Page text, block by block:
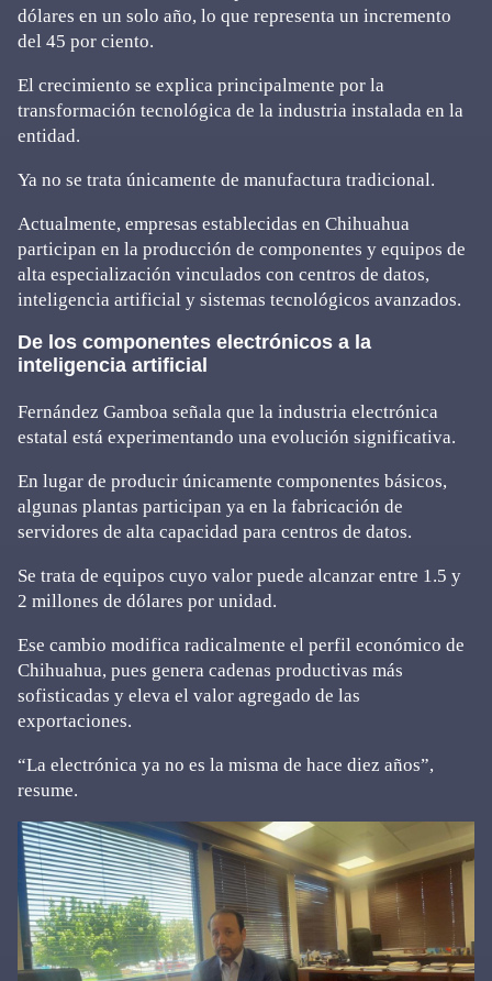
dólares en un solo año, lo que representa un incremento
del 45 por ciento.
El crecimiento se explica principalmente por la
transformación tecnológica de la industria instalada en la
entidad.
Ya no se trata únicamente de manufactura tradicional.
Actualmente, empresas establecidas en Chihuahua
participan en la producción de componentes y equipos de
alta especialización vinculados con centros de datos,
inteligencia artificial y sistemas tecnológicos avanzados.
De los componentes electrónicos a la
inteligencia artificial
Fernández Gamboa señala que la industria electrónica
estatal está experimentando una evolución significativa.
En lugar de producir únicamente componentes básicos,
algunas plantas participan ya en la fabricación de
servidores de alta capacidad para centros de datos.
Se trata de equipos cuyo valor puede alcanzar entre 1.5 y
2 millones de dólares por unidad.
Ese cambio modifica radicalmente el perfil económico de
Chihuahua, pues genera cadenas productivas más
sofisticadas y eleva el valor agregado de las
exportaciones.
“La electrónica ya no es la misma de hace diez años”,
resume.